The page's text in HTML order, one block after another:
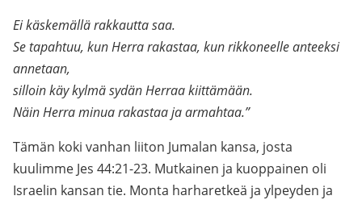
Ei käskemällä rakkautta saa.
Se tapahtuu, kun Herra rakastaa, kun rikkoneelle anteeksi
annetaan,
silloin käy kylmä sydän Herraa kiittämään.
Näin Herra minua rakastaa ja armahtaa.”
Tämän koki vanhan liiton Jumalan kansa, josta
kuulimme Jes 44:21-23. Mutkainen ja kuoppainen oli
Israelin kansan tie. Monta harharetkeä ja ylpeyden ja